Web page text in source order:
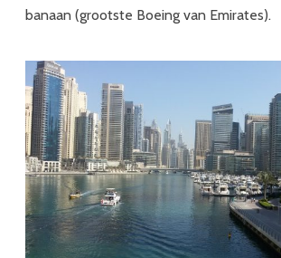
banaan (grootste Boeing van Emirates).